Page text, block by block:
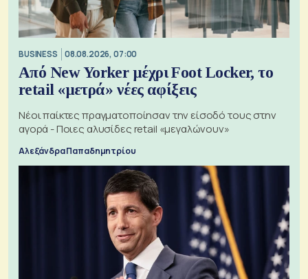
BUSINESS 08.08.2026, 07:00
Από New Yorker μέχρι Foot Locker, το
retail «μετρά» νέες αφίξεις
Νέοι παίκτες πραγματοποίησαν την είσοδό τους στην
αγορά - Ποιες αλυσίδες retail «μεγαλώνουν»
Αλεξάνδρα Παπαδημητρίου